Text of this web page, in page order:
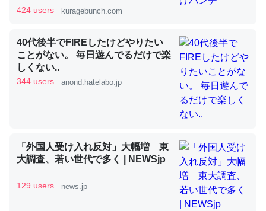
昆虫ってカルシウム少ないのか。知らんかった。調べたら
コオロギのカルシウム分はエビの600分の1程度。
424 users kuragebunch.com
40代後半でFIREしたけどやりたい
ことがない。 毎日遊んでるだけで楽
しくない..
344 users anond.hatelabo.jp
「外国人受け入れ反対」大幅増 東
大調査、若い世代で多く | NEWSjp
129 users news.jp